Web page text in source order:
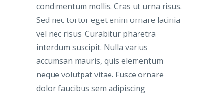
condimentum mollis. Cras ut urna risus.
Sed nec tortor eget enim ornare lacinia
vel nec risus. Curabitur pharetra
interdum suscipit. Nulla varius
accumsan mauris, quis elementum
neque volutpat vitae. Fusce ornare
dolor faucibus sem adipiscing